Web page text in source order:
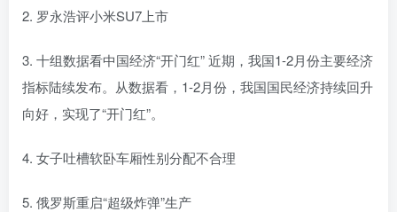
2. 罗永浩评小米SU7上市
3. 十组数据看中国经济“开门红” 近期，我国1-2月份主要经济
指标陆续发布。从数据看，1-2月份，我国国民经济持续回升
向好，实现了“开门红”。
4. 女子吐槽软卧车厢性别分配不合理
5. 俄罗斯重启“超级炸弹”生产